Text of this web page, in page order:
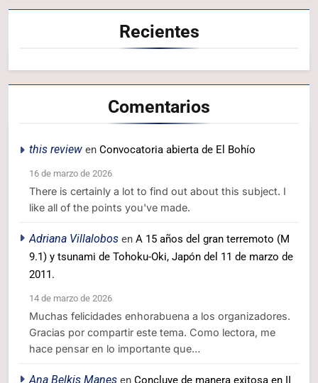
Recientes
Comentarios
this review en Convocatoria abierta de El Bohío
16 de marzo de 2026
There is certainly a lot to find out about this subject. I
like all of the points you've made.
Adriana Villalobos en A 15 años del gran terremoto (M
9.1) y tsunami de Tohoku-Oki, Japón del 11 de marzo de
2011.
14 de marzo de 2026
Muchas felicidades enhorabuena a los organizadores.
Gracias por compartir este tema. Como lectora, me
hace pensar en lo importante que…
Ana Belkis Manes en Concluye de manera exitosa en II